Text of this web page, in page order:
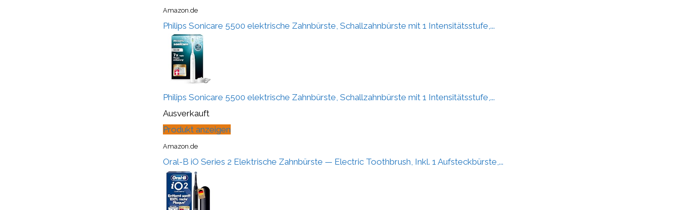
Amazon.de
Philips Sonicare 5500 elektrische Zahnbürste, Schallzahnbürste mit 1 Intensitätsstufe,...
Philips Sonicare 5500 elektrische Zahnbürste, Schallzahnbürste mit 1 Intensitätsstufe,...
Ausverkauft
Produkt anzeigen
Amazon.de
Oral-B iO Series 2 Elektrische Zahnbürste — Electric Toothbrush, Inkl. 1 Aufsteckbürste,...